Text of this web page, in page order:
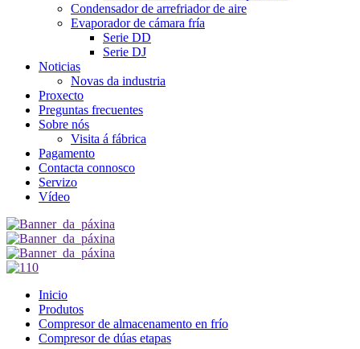
Condensador de arrefriador de aire
Evaporador de cámara fría
Serie DD
Serie DJ
Noticias
Novas da industria
Proxecto
Preguntas frecuentes
Sobre nós
Visita á fábrica
Pagamento
Contacta connosco
Servizo
Vídeo
Inicio
Produtos
Compresor de almacenamento en frío
Compresor de dúas etapas